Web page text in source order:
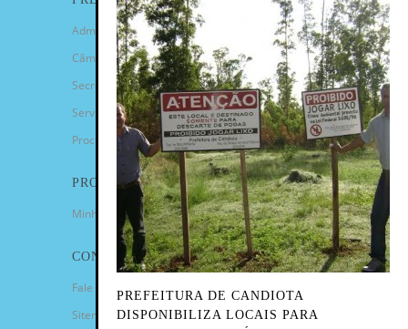
PREFEITURA DE CANDIOTA
DISPONIBILIZA LOCAIS PARA
Administração Municipal
Câmara de Vereadores
Secretarias
Serviços
Procuradoria Geral
PROGRAMAS
Minha Casa Minha Vida
CONTATO
Fale Conosco
Sitemap